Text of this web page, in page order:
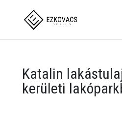
Katalin
kerületi